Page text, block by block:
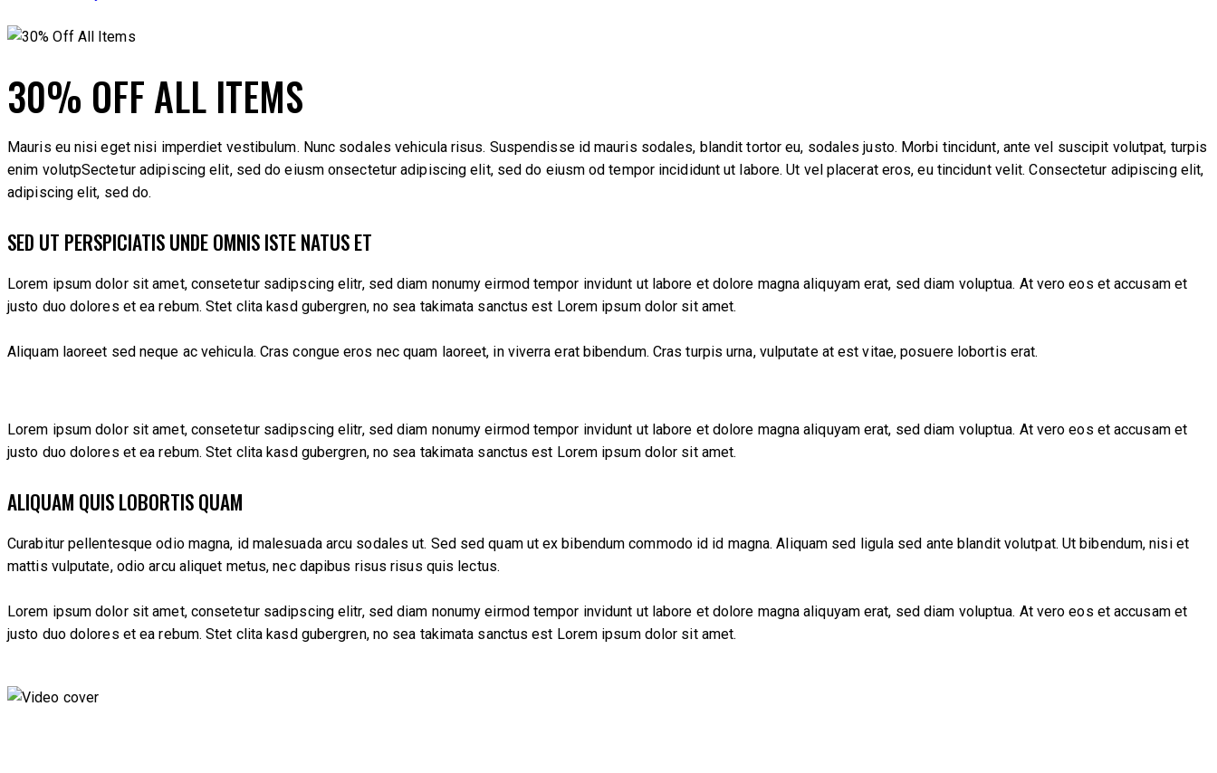
instagram
30% OFF ALL ITEMS
Mauris eu nisi eget nisi imperdiet vestibulum. Nunc sodales vehicula risus. Suspendisse id mauris sodales, blandit tortor eu, sodales justo. Morbi tincidunt, ante vel suscipit volutpat, turpis
enim volutpSectetur adipiscing elit, sed do eiusm onsectetur adipiscing elit, sed do eiusm od tempor incididunt ut labore. Ut vel placerat eros, eu tincidunt velit. Consectetur adipiscing elit,
adipiscing elit, sed do.
SED UT PERSPICIATIS UNDE OMNIS ISTE NATUS ET
Lorem ipsum dolor sit amet, consetetur sadipscing elitr, sed diam nonumy eirmod tempor invidunt ut labore et dolore magna aliquyam erat, sed diam voluptua. At vero eos et accusam et
justo duo dolores et ea rebum. Stet clita kasd gubergren, no sea takimata sanctus est Lorem ipsum dolor sit amet.
Aliquam laoreet sed neque ac vehicula. Cras congue eros nec quam laoreet, in viverra erat bibendum. Cras turpis urna, vulputate at est vitae, posuere lobortis erat.
Lorem ipsum dolor sit amet, consetetur sadipscing elitr, sed diam nonumy eirmod tempor invidunt ut labore et dolore magna aliquyam erat, sed diam voluptua. At vero eos et accusam et
justo duo dolores et ea rebum. Stet clita kasd gubergren, no sea takimata sanctus est Lorem ipsum dolor sit amet.
ALIQUAM QUIS LOBORTIS QUAM
Curabitur pellentesque odio magna, id malesuada arcu sodales ut. Sed sed quam ut ex bibendum commodo id id magna. Aliquam sed ligula sed ante blandit volutpat. Ut bibendum, nisi et
mattis vulputate, odio arcu aliquet metus, nec dapibus risus risus quis lectus.
Lorem ipsum dolor sit amet, consetetur sadipscing elitr, sed diam nonumy eirmod tempor invidunt ut labore et dolore magna aliquyam erat, sed diam voluptua. At vero eos et accusam et
justo duo dolores et ea rebum. Stet clita kasd gubergren, no sea takimata sanctus est Lorem ipsum dolor sit amet.